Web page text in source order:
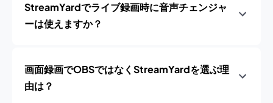
StreamYardでライブ録画時に音声チェンジャ
ーは使えますか？
画面録画でOBSではなくStreamYardを選ぶ理
由は？